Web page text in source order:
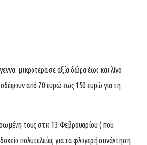
μικρότερα σε αξία δώρα έως και λίγο
από 70 ευρώ έως 150 ευρώ για τη
τους στις 13 Φεβρουαρίου ( που
πολυτελείας για τα φλογερή συνάντηση